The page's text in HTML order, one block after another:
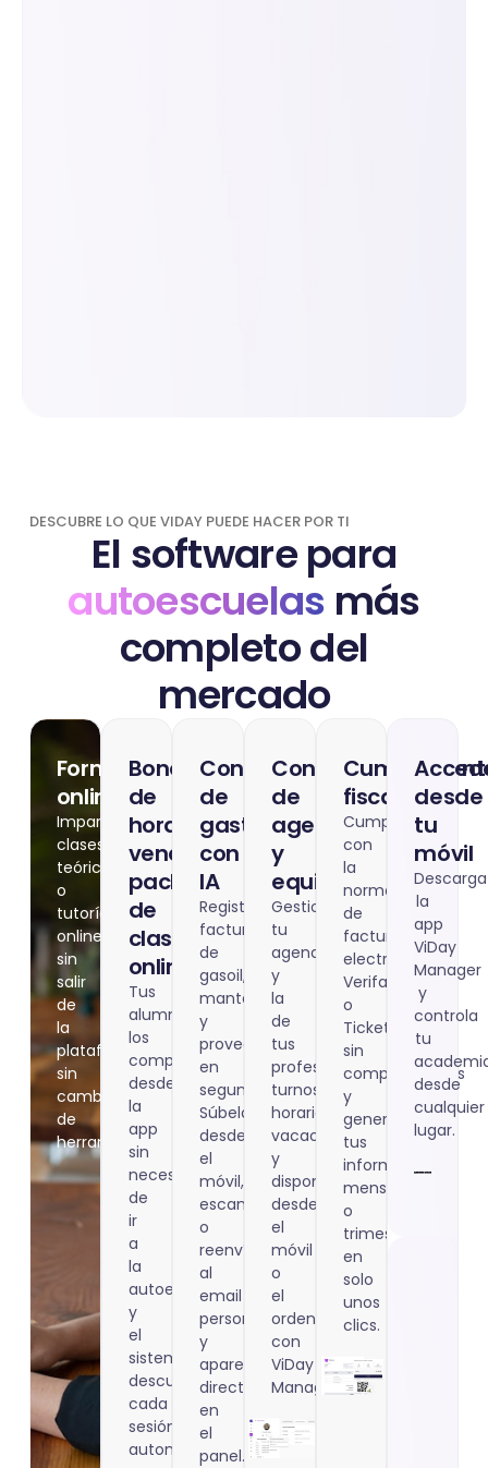
DESCUBRE LO QUE VIDAY PUEDE HACER POR TI
El software para
autoescuelas más
completo del
mercado
Formación
online
Imparte
clases
teóricas
o
tutorías
online
sin
salir
de
la
plataforma,
sin
cambiar
de
herramienta.
Bonos
de
horas,
vende
packs
de
clases
online.
Tus
alumnos
los
compran
desde
la
app
sin
necesidad
de
ir
a
la
autoescuela
y
el
sistema
descuenta
cada
sesión
automáticamente.
Control
de
gastos
con
IA
Registra
facturas
de
gasoil,
mantenimiento
y
proveedores
en
segundos.
Súbelas
desde
el
móvil,
escanéalas
o
reenvíalas
al
email
personalizado
y
aparecen
directamente
en
el
panel.
Control
de
agenda
y
equipo
Gestiona
tu
agenda
y
la
de
tus
profesores:
turnos,
horarios,
vacaciones
y
disponibilidad,
desde
el
móvil
o
el
ordenador
con
ViDay
Manager.
fiscal
Cumple
con
la
normativa
de
facturación
electrónica
Verifactu
o
TicketBAI,
sin
complicaciones
y
genera
tus
informes
mensuales
o
trimestrales
en
solo
unos
clics.
desde
tu
móvil
Descarga
la
app
ViDay
Manager
y
controla
tu
desde
cualquier
lugar.